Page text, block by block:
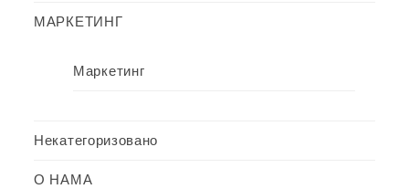
МАРКЕТИНГ
Маркетинг
Некатегоризовано
О НАМА